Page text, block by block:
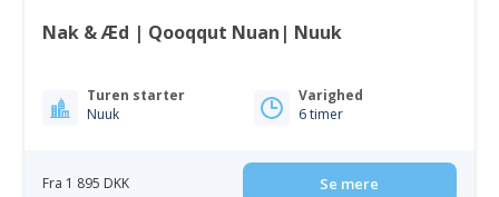
Nak & Æd | Qooqqut Nuan| Nuuk
Turen starter
Nuuk
Varighed
6 timer
Fra 1 895 DKK Se mere